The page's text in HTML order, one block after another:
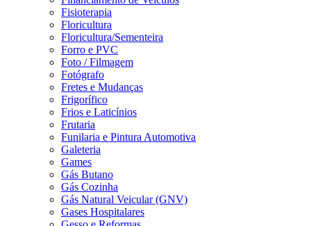
Fisioterapia
Floricultura
Floricultura/Sementeira
Forro e PVC
Foto / Filmagem
Fotógrafo
Fretes e Mudanças
Frigorífico
Frios e Laticínios
Frutaria
Funilaria e Pintura Automotiva
Galeteria
Games
Gás Butano
Gás Cozinha
Gás Natural Veicular (GNV)
Gases Hospitalares